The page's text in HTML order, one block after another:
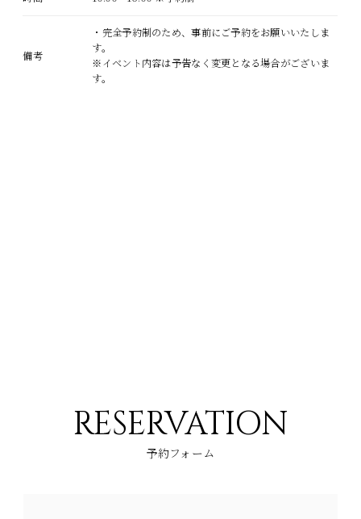
備考
・完全予約制のため、事前にご予約をお願いいたしま
す。
※イベント内容は予告なく変更となる場合がございま
す。
RESERVATION
予約フォーム